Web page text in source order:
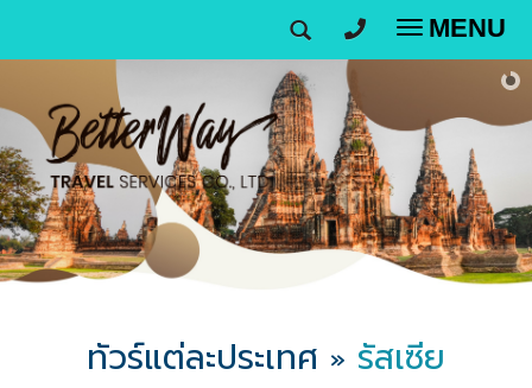
T
o
g
e
n
a
v
g
a
MENU
ทัวร์แต่ละประเทศ » รัสเซีย